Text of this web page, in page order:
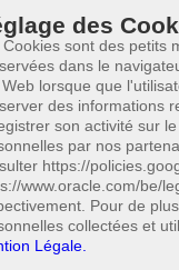
des
Cookies sont des petits
dans le
lorsque que
des informations
son activité sur
par nos
https://
www.oracle.com/be/
Pour de
collectées et
Légale.
de repos est la loi du
du 16 mars 1971, le principe
pendant lequel le
donné que pendant la
dépasse 6 heures
ou à sa durée sont
prévoyant ou un arrêté royal,